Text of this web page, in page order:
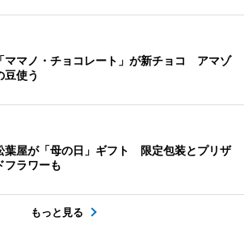
ママノ・チョコレート」が新チョコ アマゾ
豆使う
葉屋が「母の日」ギフト 限定包装とプリザ
フラワーも
もっと見る